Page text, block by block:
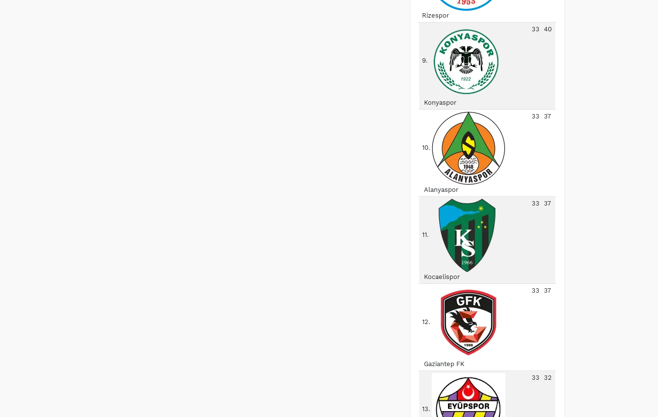
Rizespor
9.
Konyaspor
33 40
10.
Alanyaspor
33 37
11.
Kocaelispor
33 37
12.
Gaziantep FK
33 37
13.
33 32